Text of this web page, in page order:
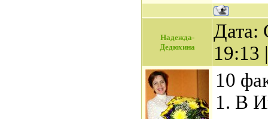
Надежда-
Дедюхина
Дата:
10
1. В